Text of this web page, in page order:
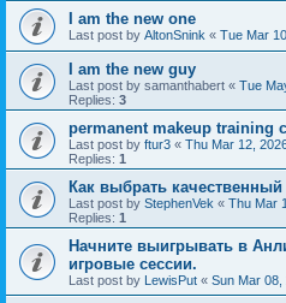
I am the new one
Last post by AltonSnink « Tue Mar
I am the new guy
Last post by samanthabert « Tue
Replies: 3
permanent makeup training
Last post by ftur3 « Thu Mar 12,
Replies: 1
Как выбрать
Last post by StephenVek « Thu Mar
Replies: 1
Начните выигрывать в
игровые сессии.
Last post by LewisPut « Sun Mar 08,